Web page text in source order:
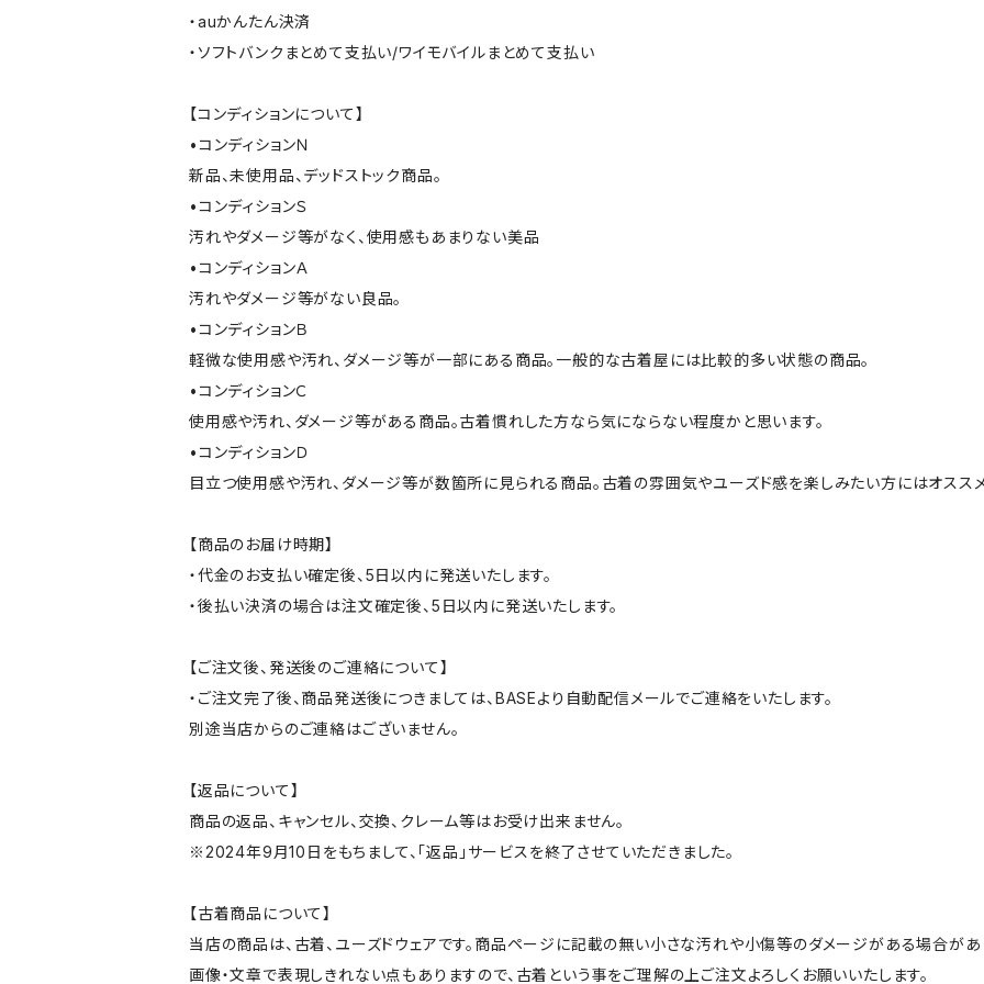
・auかんたん決済
・ソフトバンクまとめて支払い/ワイモバイルまとめて支払い
【コンディションについて】
•コンディションＮ
新品、未使用品、デッドストック商品。
•コンディションＳ
汚れやダメージ等がなく、使用感もあまりない美品
•コンディションＡ
汚れやダメージ等がない良品。
•コンディションＢ
軽微な使用感や汚れ、ダメージ等が一部にある商品。一般的な古着屋には比較的多い状態の商品。
•コンディションＣ
使用感や汚れ、ダメージ等がある商品。古着慣れした方なら気にならない程度かと思います。
•コンディションＤ
目立つ使用感や汚れ、ダメージ等が数箇所に見られる商品。古着の雰囲気やユーズド感を楽しみたい方にはオスス
【商品のお届け時期】
・代金のお支払い確定後、5日以内に発送いたします。
・後払い決済の場合は注文確定後、5日以内に発送いたします。
【ご注文後、発送後のご連絡について】
・ご注文完了後、商品発送後につきましては、BASEより自動配信メールでご連絡をいたします。
別途当店からのご連絡はございません。
【返品について】
商品の返品、キャンセル、交換、クレーム等はお受け出来ません。
※2024年9月10日をもちまして、「返品」サービスを終了させていただきました。
【古着商品について】
当店の商品は、古着、ユーズドウェアです。商品ページに記載の無い小さな汚れや小傷等のダメージがある場合があ
画像・文章で表現しきれない点もありますので、古着という事をご理解の上ご注文よろしくお願いいたします。